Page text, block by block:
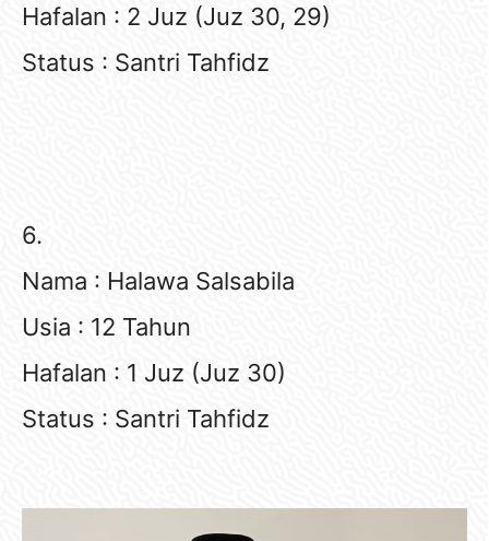
Hafalan : 2 Juz (Juz 30, 29)
Status : Santri Tahfidz
6.
Nama : Halawa Salsabila
Usia : 12 Tahun
Hafalan : 1 Juz (Juz 30)
Status : Santri Tahfidz